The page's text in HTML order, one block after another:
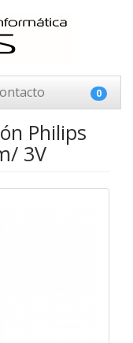
0
Philips
3V